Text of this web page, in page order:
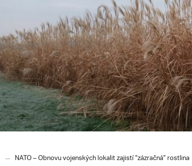
NATO – Obnovu vojenských lokalit zajistí “zázračná” rostlina